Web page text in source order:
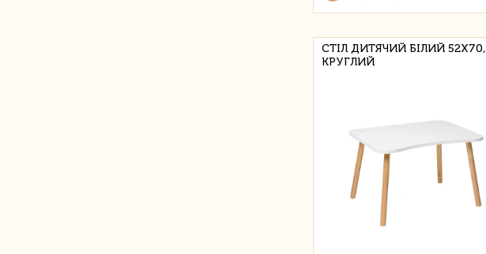
СТІЛ ДИТЯЧИЙ БІЛИЙ 52Х70,
КРУГЛИЙ